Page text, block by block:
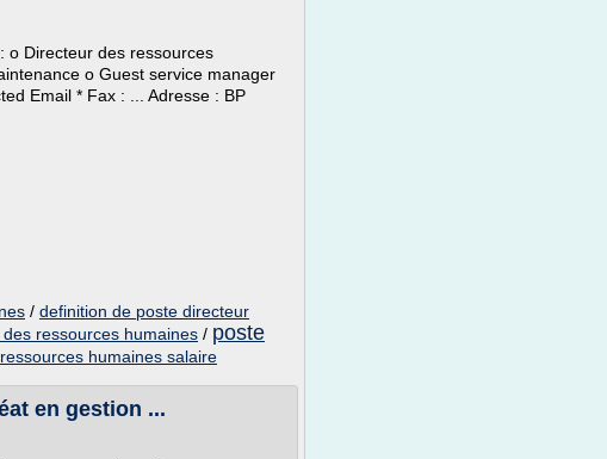
o Directeur des ressources
o Guest service manager
Email * Fax : ... Adresse : BP
/ definition de poste directeur
ressources humaines / poste
humaines salaire
en gestion ...